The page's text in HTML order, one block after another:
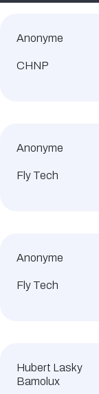
Anonyme
CHNP
Anonyme
Fly Tech
Anonyme
Fly Tech
Hubert Lasky
Bamolux